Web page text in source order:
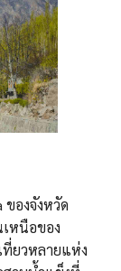
ของจังหวัด
หนือของ
ยวหลายแห่ง